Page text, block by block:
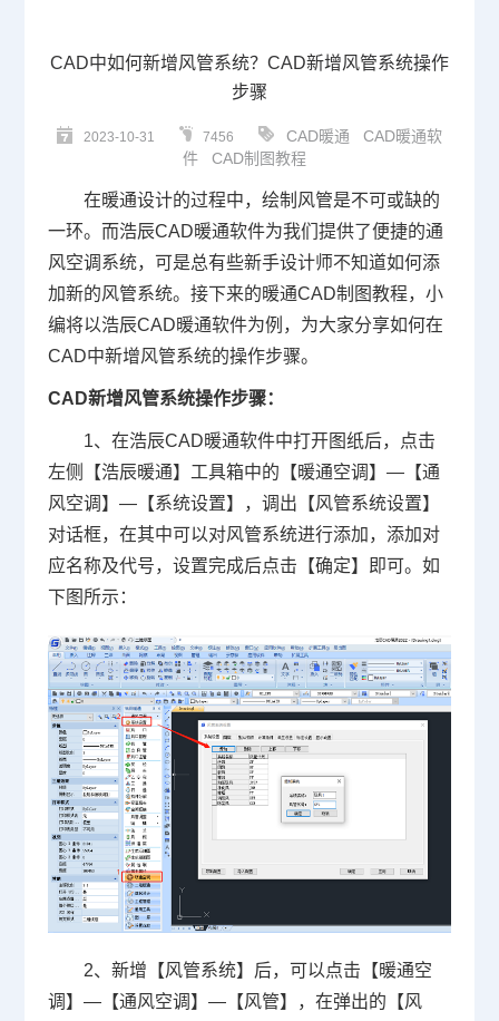
CAD中如何新增风管系统？CAD新增风管系统操作
步骤
2023-10-31 7456 CAD暖通
CAD暖通软
件
CAD制图教程
在暖通设计的过程中，绘制风管是不可或缺的
一环。而浩辰CAD暖通软件为我们提供了便捷的通
风空调系统，可是总有些新手设计师不知道如何添
加新的风管系统。接下来的暖通CAD制图教程，小
编将以浩辰CAD暖通软件为例，为大家分享如何在
CAD中新增风管系统的操作步骤。
CAD新增风管系统操作步骤：
1、在浩辰CAD暖通软件中打开图纸后，点击
左侧【浩辰暖通】工具箱中的【暖通空调】—【通
风空调】—【系统设置】，调出【风管系统设置】
对话框，在其中可以对风管系统进行添加，添加对
应名称及代号，设置完成后点击【确定】即可。如
下图所示：
2、新增【风管系统】后，可以点击【暖通空
调】—【通风空调】—【风管】，在弹出的【风